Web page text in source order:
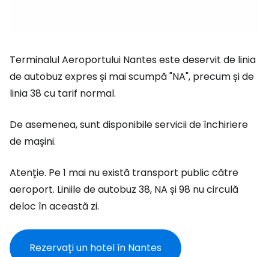
Terminalul Aeroportului Nantes este deservit de linia
de autobuz expres și mai scumpă "NA", precum și de
linia 38 cu tarif normal.
De asemenea, sunt disponibile servicii de închiriere
de mașini.
Atenție. Pe 1 mai nu există transport public către
aeroport. Liniile de autobuz 38, NA și 98 nu circulă
deloc în această zi.
Rezervați un hotel în Nantes